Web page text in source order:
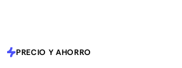
PRECIO Y AHORRO